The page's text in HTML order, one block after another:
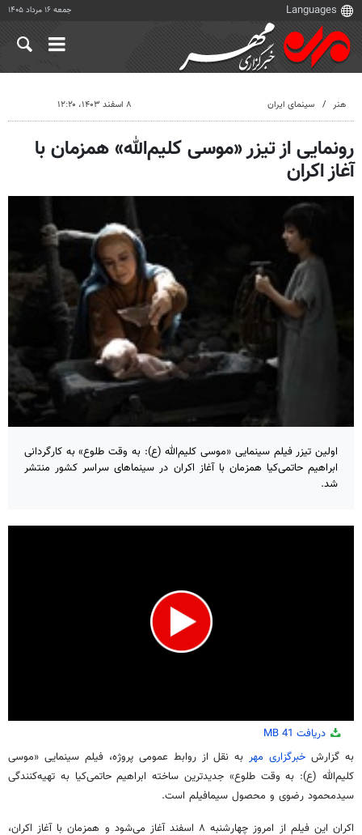
جمعه ۱۶ مرداد ۱۴۰۵
هنر سینمای ایران ۸ اسفند ۱۴۰۳، ۱۲:۲۰
رونمایی از تیزر «موسی کلیم‌الله» همزمان با
آغاز اکران
اولین تیزر فیلم سینمایی «موسی کلیم‌الله (ع): به وقت طلوع» به کارگردانی
ابراهیم حاتمی‌کیا همزمان با آغاز اکران در سینماهای سراسر کشور منتشر
شد.
0
of
1
minute,
دریافت 41 MB
به گزارش خبرگزاری مهربه نقل از روابط عمومی پروژه، فیلم سینمایی «موسی
کلیم‌الله (ع): به وقت طلوع» جدیدترین ساخته ابراهیم حاتمی‌کیا به تهیه‌کنندگی
سیدمحمود رضوی و محصول سیمافیلم است.
اکران این فیلم از امروز چهارشنبه ۸ اسفند آغاز می‌شود و همزمان با آغاز اکران،